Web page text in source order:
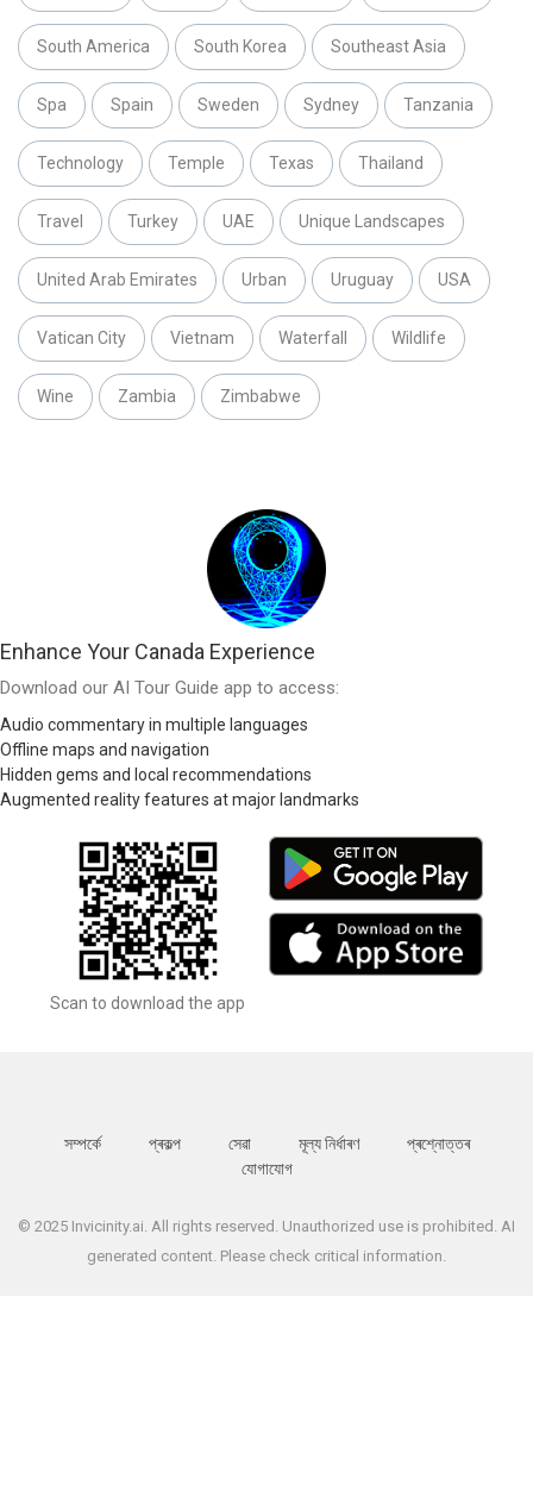
South America South Korea Southeast Asia
Spa Spain Sweden Sydney Tanzania
Technology Temple Texas Thailand
Travel Turkey UAE Unique Landscapes
United Arab Emirates Urban Uruguay USA
Vatican City Vietnam Waterfall Wildlife
Wine Zambia Zimbabwe
Enhance Your Canada Experience
Download our AI Tour Guide app to access:
Audio commentary in multiple languages
Offline maps and navigation
Hidden gems and local recommendations
Augmented reality features at major landmarks
Scan to download the app
সম্পর্কে প্ৰকল্প সেৱা মূল্য নিৰ্ধাৰণ
প্ৰশ্নোত্তৰ
যোগাযোগ
© 2025 Invicinity.ai. All rights reserved. Unauthorized use is prohibited. AI
generated content. Please check critical information.